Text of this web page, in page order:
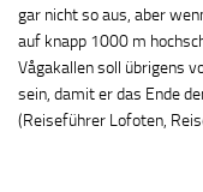
gar nicht so aus, aber
auf knapp 1000 m
Vågakallen soll übrigens
sein, damit er das Ende
(Reiseführer Lofoten,